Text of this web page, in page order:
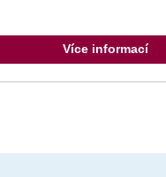
Více informací